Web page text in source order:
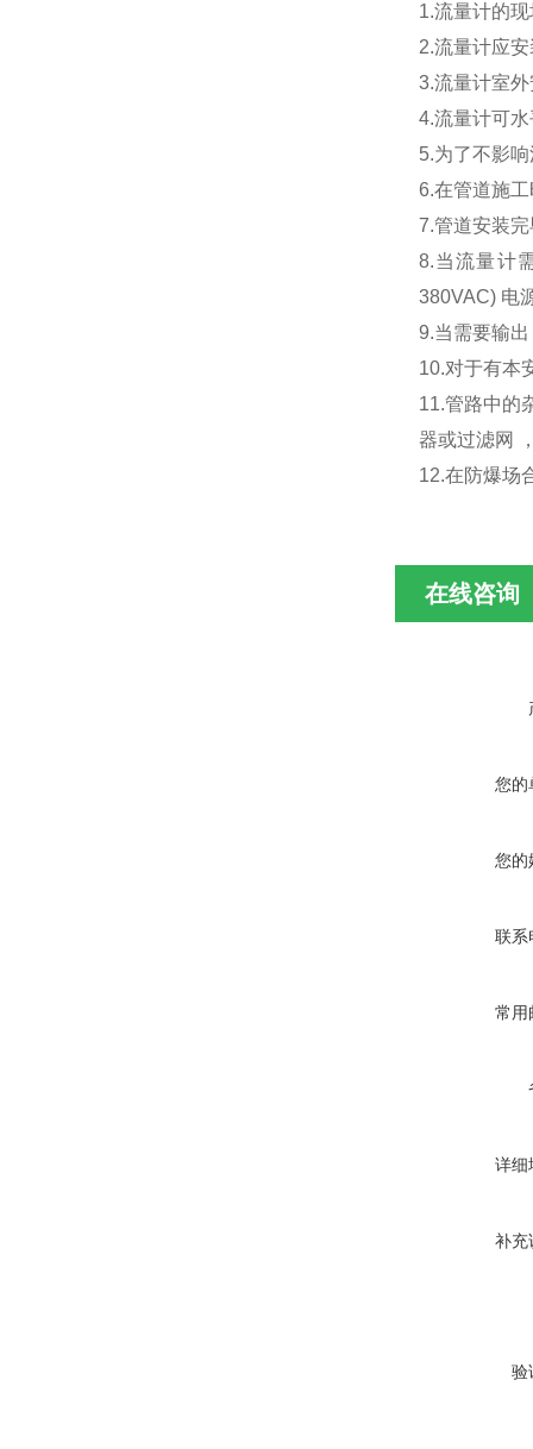
1.流量计的
2.流量计应
3.流量计室
4.流量计可
5.为了不影
6.在管道施
7.管道安装
8.当流量计
380VAC) 电
9.当需要输
10.对于有本
11.管路中的
器或过滤网
12.在防爆场
在线咨询
您的
您的
联系
常用
详细
补充
验